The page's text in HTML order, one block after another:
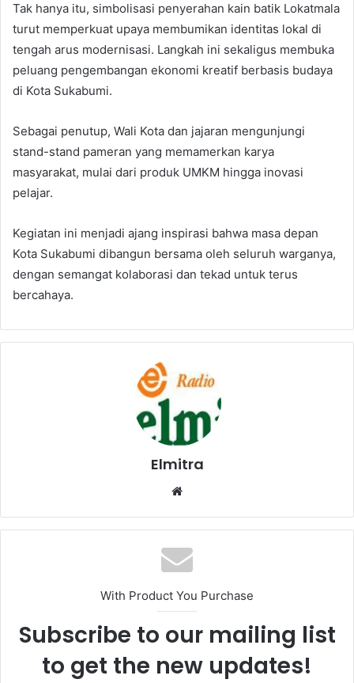
Tak hanya itu, simbolisasi penyerahan kain batik Lokatmala
turut memperkuat upaya membumikan identitas lokal di
tengah arus modernisasi. Langkah ini sekaligus membuka
peluang pengembangan ekonomi kreatif berbasis budaya
di Kota Sukabumi.
Sebagai penutup, Wali Kota dan jajaran mengunjungi
stand-stand pameran yang memamerkan karya
masyarakat, mulai dari produk UMKM hingga inovasi
pelajar.
Kegiatan ini menjadi ajang inspirasi bahwa masa depan
Kota Sukabumi dibangun bersama oleh seluruh warganya,
dengan semangat kolaborasi dan tekad untuk terus
bercahaya.
Elmitra
Website
With Product You Purchase
Subscribe to our mailing list
to get the new updates!